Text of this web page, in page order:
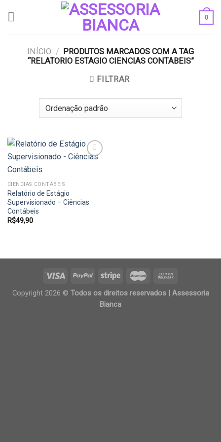
0
INÍCIO / PRODUTOS MARCADOS COM A TAG
“RELATORIO ESTAGIO CIENCIAS CONTABEIS”
FILTRAR
CIÊNCIAS CONTÁBEIS
Relatório de Estágio
Supervisionado – Ciências
Contábeis
R$49,90
Copyright 2026 © Todos os direitos reservados | Assessoria
Bianca